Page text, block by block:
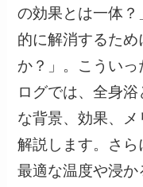
の効果とは一体
的に解消するた
か？」。こうい
ログでは、全身
な背景、効果、
解説します。さ
最適な温度や浸